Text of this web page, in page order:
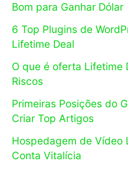
Bom para Ganhar Dólar
6 Top Plugins de
Lifetime Deal
O que é oferta Lifetime
Riscos
Primeiras Posições do
Criar Top Artigos
Hospedagem de Vídeo
Conta Vitalícia